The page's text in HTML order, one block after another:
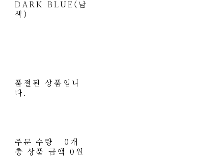
DARK BLUE(남
색)
품절된 상품입니
다.
주문 수량
0개
총 상품 금액
0원